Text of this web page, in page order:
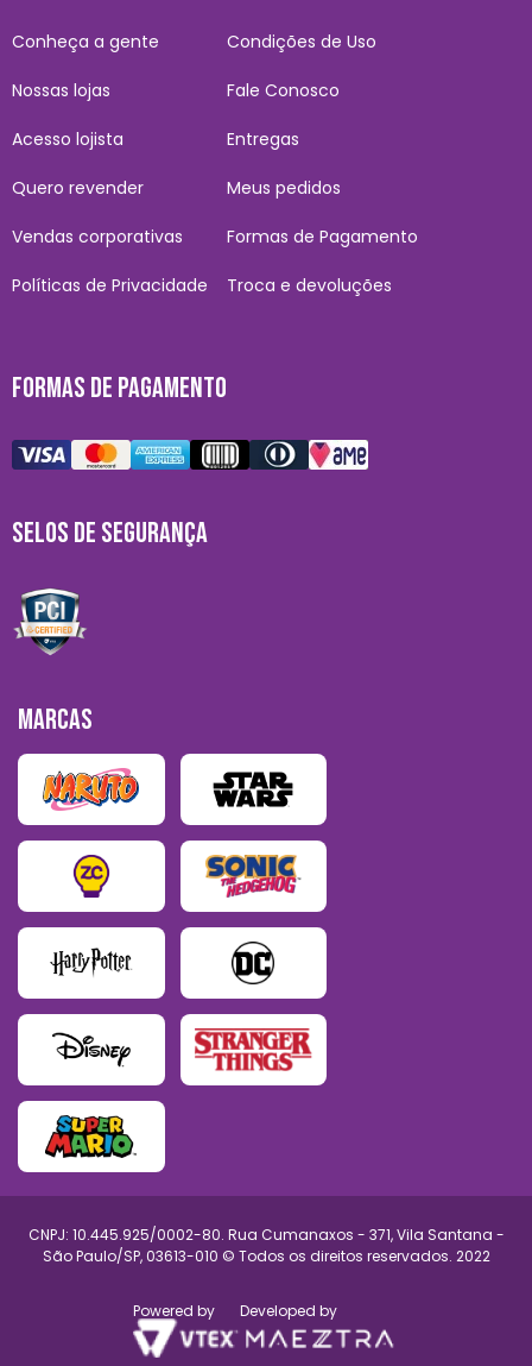
Conheça a gente
Nossas lojas
Acesso lojista
Quero revender
Vendas corporativas
Políticas de Privacidade
Condições de Uso
Fale Conosco
Entregas
Meus pedidos
Formas de Pagamento
Troca e devoluções
FORMAS DE PAGAMENTO
SELOS DE SEGURANÇA
MARCAS
CNPJ: 10.445.925/0002-80. Rua Cumanaxos - 371, Vila Santana -
São Paulo/SP, 03613-010 © Todos os direitos reservados. 2022
Powered by Developed by